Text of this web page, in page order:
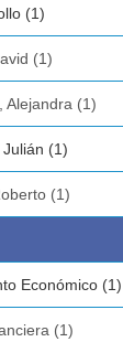
(1)
(1)
Alejandra (1)
(1)
(1)
Económico (1)
(1)